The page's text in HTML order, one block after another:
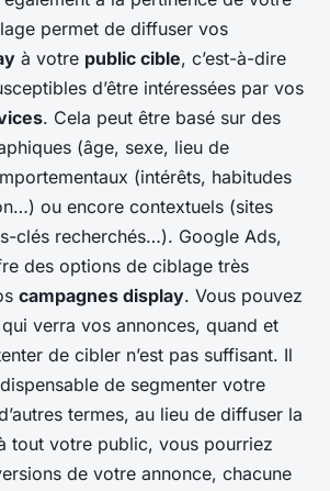
permet de diffuser vos
à votre public cible, c’est-à-dire
d’être intéressées par vos
. Cela peut être basé sur des
(âge, sexe, lieu de
(intérêts, habitudes
ou encore contextuels (sites
clés recherchés…). Google Ads,
des options de ciblage très
campagnes display. Vous pouvez
verra vos annonces, quand et
de cibler n’est pas suffisant. Il
de segmenter votre
termes, au lieu de diffuser la
tout votre public, vous pourriez
de votre annonce, chacune